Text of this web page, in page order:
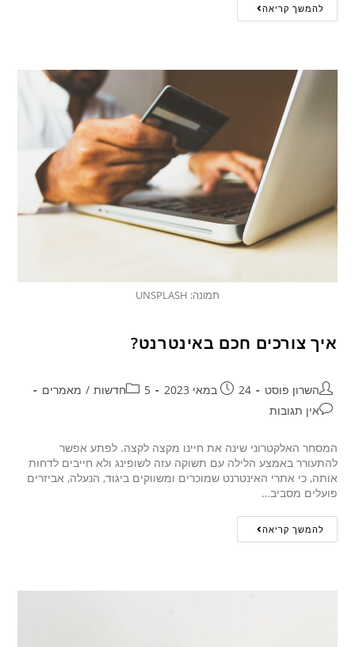
להמשך קריאה
תמונה: UNSPLASH
איך צורכים חכם באינטרנט?
השרון פוסט 24 במאי 2023 5חדשות / מאמרים
אין תגובות
המסחר האלקטרוני שינה את חיינו מקצה לקצה. לפתע אפשר
להתעורר באמצע הלילה עם תשוקה עזה לשופינג ולא חייבים לדחות
אותה, כי אתרי האינטרנט שמוכרים ומשווקים ביגוד, הנעלה, אביזרים
פועלים מסביב…
להמשך קריאה